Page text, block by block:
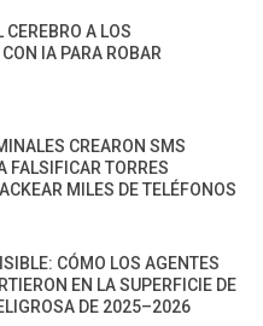
CEREBRO A LOS
IA PARA ROBAR
CREARON SMS
FALSIFICAR TORRES
MILES DE TELÉFONOS
CÓMO LOS AGENTES
EN LA SUPERFICIE DE
DE 2025–2026